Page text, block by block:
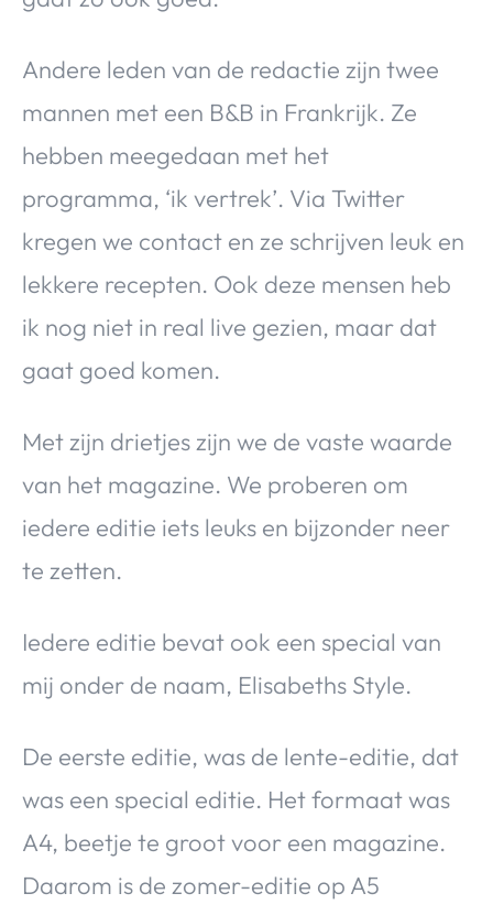
Andere leden van de redactie zijn twee
mannen met een B&B in Frankrijk. Ze
hebben meegedaan met het
programma, ‘ik vertrek’. Via Twitter
kregen we contact en ze schrijven leuk en
lekkere recepten. Ook deze mensen heb
ik nog niet in real live gezien, maar dat
gaat goed komen.
Met zijn drietjes zijn we de vaste waarde
van het magazine. We proberen om
iedere editie iets leuks en bijzonder neer
te zetten.
Iedere editie bevat ook een special van
mij onder de naam, Elisabeths Style.
De eerste editie, was de lente-editie, dat
was een special editie. Het formaat was
A4, beetje te groot voor een magazine.
Daarom is de zomer-editie op A5